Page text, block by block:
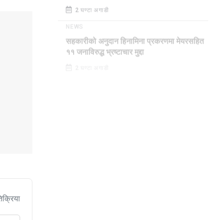
2 घण्टा अगाडी
सहकारीको अनुदान हिनामिना प्रकरणमा मेयरसहित
११ जनाविरुद्ध भ्रष्टाचार मुद्दा